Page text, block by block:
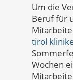
Um die
Beruf für
tirol
Wochen